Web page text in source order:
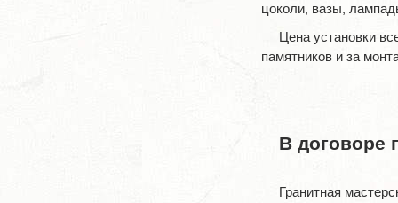
цоколи, вазы,
Цена установки
памятников и за
В договоре
Гранитная